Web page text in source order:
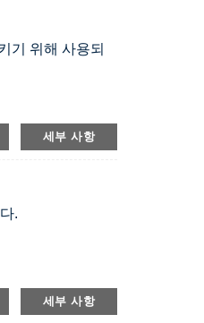
기 위해 사용되
세부 사항
.
세부 사항